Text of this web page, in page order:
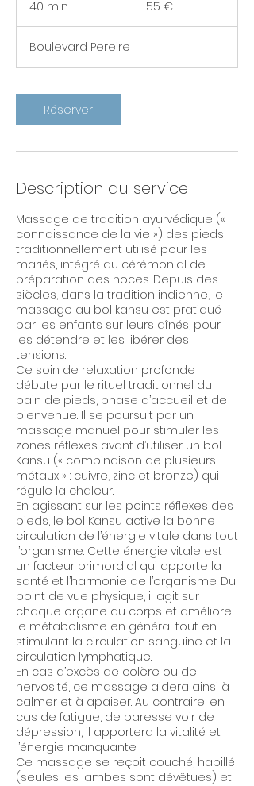
40 min
i
n
55 €
Boulevard Pereire
Réserver
Description du service
Massage de tradition ayurvédique («
connaissance de la vie ») des pieds
traditionnellement utilisé pour les
mariés, intégré au cérémonial de
préparation des noces. Depuis des
siècles, dans la tradition indienne, le
massage au bol kansu est pratiqué
par les enfants sur leurs aînés, pour
les détendre et les libérer des
tensions.
Ce soin de relaxation profonde
débute par le rituel traditionnel du
bain de pieds, phase d’accueil et de
bienvenue. Il se poursuit par un
massage manuel pour stimuler les
zones réflexes avant d’utiliser un bol
Kansu (« combinaison de plusieurs
métaux » : cuivre, zinc et bronze) qui
régule la chaleur.
En agissant sur les points réflexes des
pieds, le bol Kansu active la bonne
circulation de l’énergie vitale dans tout
l’organisme. Cette énergie vitale est
un facteur primordial qui apporte la
santé et l’harmonie de l’organisme. Du
point de vue physique, il agit sur
chaque organe du corps et améliore
le métabolisme en général tout en
stimulant la circulation sanguine et la
circulation lymphatique.
En cas d’excès de colère ou de
nervosité, ce massage aidera ainsi à
calmer et à apaiser. Au contraire, en
cas de fatigue, de paresse voir de
dépression, il apportera la vitalité et
l’énergie manquante.
Ce massage se reçoit couché, habillé
(seules les jambes sont dévêtues) et